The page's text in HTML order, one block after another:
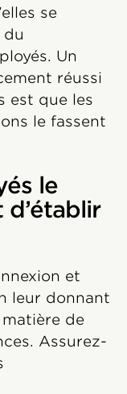
se
du
Un
réussi
est que les
le fassent
le
d’établir
et
leur donnant
de
Assurez-